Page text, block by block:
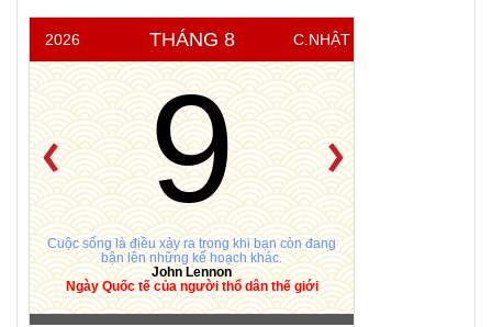
2026 THÁNG 8 C.NHẬT
9
Cuộc sống là điều xảy ra trong khi bạn còn đang
bận lên những kế hoạch khác.
John Lennon
Ngày Quốc tế của người thổ dân thế giới